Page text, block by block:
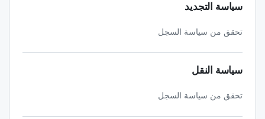
سياسة التجديد
تحقق من سياسة السجل
سياسة النقل
تحقق من سياسة السجل